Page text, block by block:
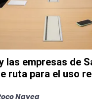
las empresas de
ruta para el uso
Navea